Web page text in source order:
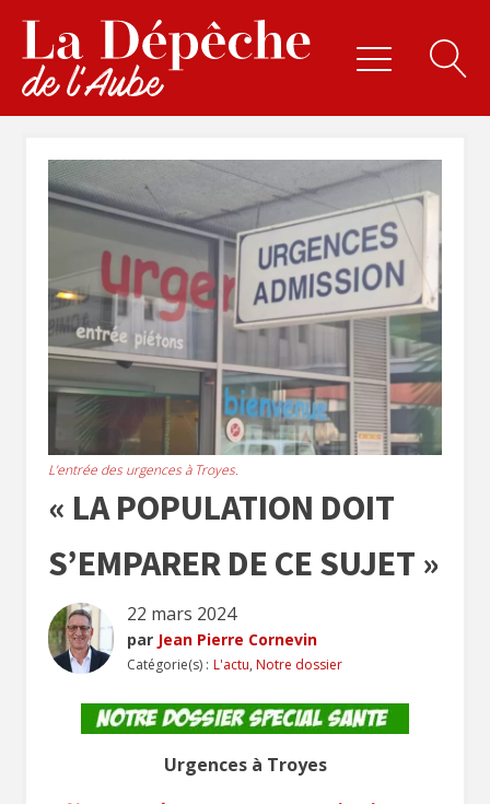
L’entrée des urgences à Troyes.
« LA POPULATION DOIT
S’EMPARER DE CE SUJET »
22 mars 2024
par Jean Pierre Cornevin
Catégorie(s) : L'actu, Notre dossier
Urgences à Troyes